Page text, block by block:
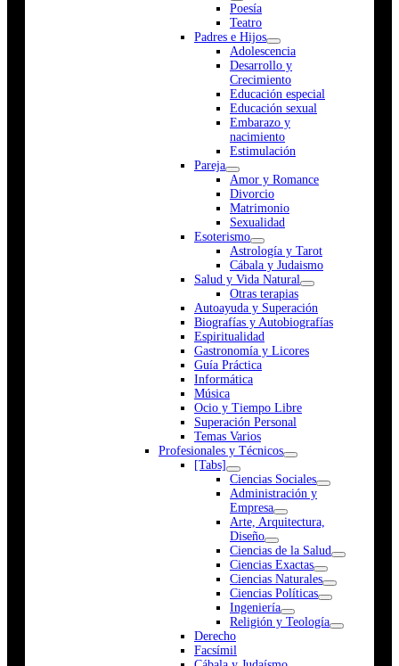
Poesía
Teatro
Padres e Hijos
Adolescencia
Desarrollo y
Crecimiento
Educación especial
Educación sexual
Embarazo y
nacimiento
Estimulación
Pareja
Amor y Romance
Divorcio
Matrimonio
Sexualidad
Esoterismo
Astrología y Tarot
Cábala y Judaismo
Salud y Vida Natural
Otras terapias
Autoayuda y Superación
Biografías y Autobiografías
Espiritualidad
Gastronomía y Licores
Guía Práctica
Informática
Música
Ocio y Tiempo Libre
Superación Personal
Temas Varios
Profesionales y Técnicos
[Tabs]
Ciencias Sociales
Administración y
Empresa
Arte, Arquitectura,
Diseño
Ciencias de la Salud
Ciencias Exactas
Ciencias Naturales
Ciencias Políticas
Ingeniería
Religión y Teología
Derecho
Facsímil